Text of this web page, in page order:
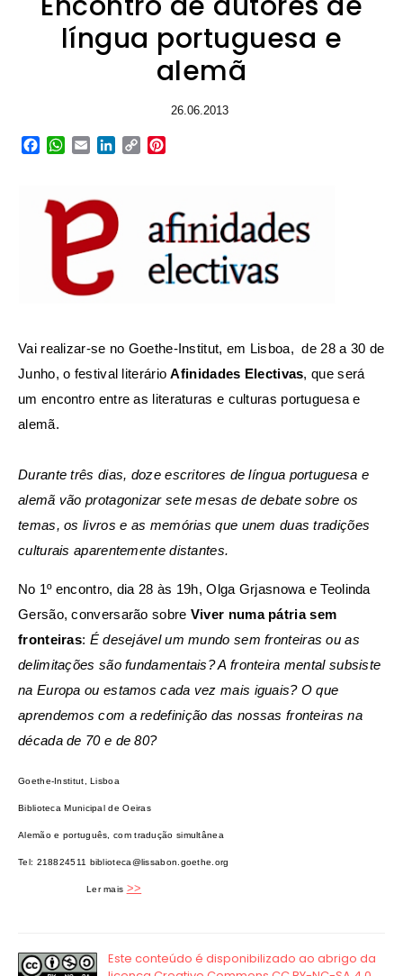
língua portuguesa e
alemã
26.06.2013
Facebook
WhatsApp
EmailLinkedIn
Copy
Vai realizar-se no Goethe-Institut, em Lisboa, de 28 a 30 de
Junho,o festival literárioAfinidades Electivas, que será
um encontro entre as literaturas e culturas portuguesa e
alemã.
Durante três dias, doze escritores de língua portuguesa e
alemã vão protagonizar sete mesas de debate sobre os
temas, os livros e as memórias que unem duas tradições
culturais aparentemente distantes.
No 1º encontro, dia 28 às 19h, Olga Grjasnowa e Teolinda
Gersão, conversarão sobre Viver numa pátria sem
fronteiras: É desejável um mundo sem fronteiras ou as
delimitações são fundamentais? A fronteira mental subsiste
na Europa ou estamos cada vez mais iguais? O que
aprendemos com a redefinição das nossas fronteiras na
década de 70 e de 80?
Goethe-Institut, Lisboa
Biblioteca Municipal de Oeiras
Alemão e português, com tradução simultânea
Tel: 218824511 biblioteca@lissabon.goethe.org
Ler mais >>